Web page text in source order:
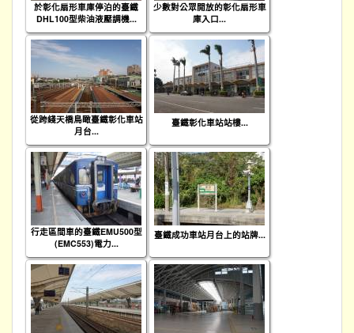
於彰化扇形車庫停泊的臺鐵
DHL100型柴油液壓調機...
少數對公眾開放的彰化扇形車
庫入口...
從跨綫天橋鳥瞰臺鐵彰化車站
月台...
臺鐵彰化車站站樓...
行走區間車的臺鐵EMU500型
(EMC553)電力...
臺鐵成功車站月台上的站牌...